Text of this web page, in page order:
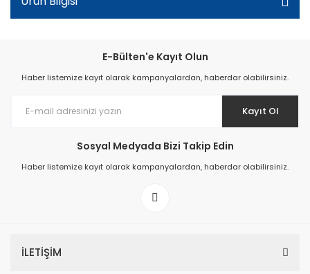
E-Bülten'e Kayıt Olun
Haber listemize kayıt olarak kampanyalardan, haberdar olabilirsiniz.
Kayıt Ol
Sosyal Medyada Bizi Takip Edin
Haber listemize kayıt olarak kampanyalardan, haberdar olabilirsiniz.
İLETİŞİM